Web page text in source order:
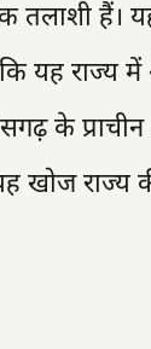
तलाशी हैं।
यह राज्य
के
खोज राज्य